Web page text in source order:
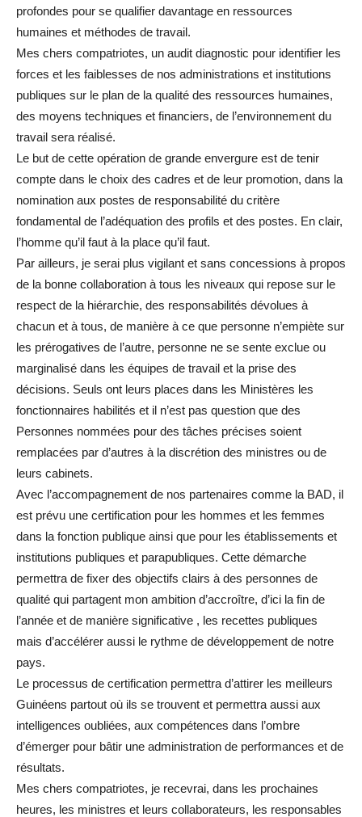
profondes pour se qualifier davantage en ressources
humaines et méthodes de travail.
Mes chers compatriotes, un audit diagnostic pour identifier les
forces et les faiblesses de nos administrations et institutions
publiques sur le plan de la qualité des ressources humaines,
des moyens techniques et financiers, de l’environnement du
travail sera réalisé.
Le but de cette opération de grande envergure est de tenir
compte dans le choix des cadres et de leur promotion, dans la
nomination aux postes de responsabilité du critère
fondamental de l’adéquation des profils et des postes. En clair,
l’homme qu’il faut à la place qu’il faut.
Par ailleurs, je serai plus vigilant et sans concessions à propos
de la bonne collaboration à tous les niveaux qui repose sur le
respect de la hiérarchie, des responsabilités dévolues à
chacun et à tous, de manière à ce que personne n’empiète sur
les prérogatives de l’autre, personne ne se sente exclue ou
marginalisé dans les équipes de travail et la prise des
décisions. Seuls ont leurs places dans les Ministères les
fonctionnaires habilités et il n’est pas question que des
Personnes nommées pour des tâches précises soient
remplacées par d’autres à la discrétion des ministres ou de
leurs cabinets.
Avec l’accompagnement de nos partenaires comme la BAD, il
est prévu une certification pour les hommes et les femmes
dans la fonction publique ainsi que pour les établissements et
institutions publiques et parapubliques. Cette démarche
permettra de fixer des objectifs clairs à des personnes de
qualité qui partagent mon ambition d’accroître, d’ici la fin de
l’année et de manière significative , les recettes publiques
mais d’accélérer aussi le rythme de développement de notre
pays.
Le processus de certification permettra d’attirer les meilleurs
Guinéens partout où ils se trouvent et permettra aussi aux
intelligences oubliées, aux compétences dans l’ombre
d’émerger pour bâtir une administration de performances et de
résultats.
Mes chers compatriotes, je recevrai, dans les prochaines
heures, les ministres et leurs collaborateurs, les responsables